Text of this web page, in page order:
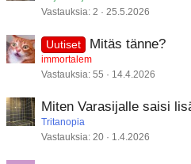
Vastauksia 2 25.5.2026
Uutiset Mitäs tänne?
immortalem
Vastauksia 55 14.4.2026
Miten Varasijalle saisi
Tritanopia
Vastauksia 20 1.4.2026